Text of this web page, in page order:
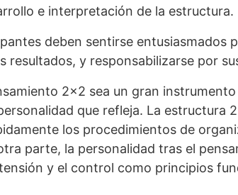
e interpretación de la estructura.
deben sentirse entusiasmados
resultados, y responsabilizarse por
2×2 sea un gran
que refleja. La estructura
los procedimientos de
parte, la personalidad tras el
y el control como principios